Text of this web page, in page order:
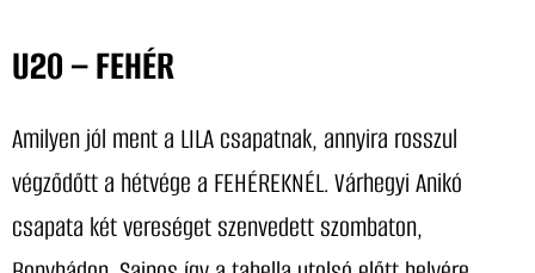
U20 – FEHÉR
Amilyen jól ment a LILA csapatnak, annyira rosszul
végződőtt a hétvége a FEHÉREKNÉL. Várhegyi Anikó
csapata két vereséget szenvedett szombaton,